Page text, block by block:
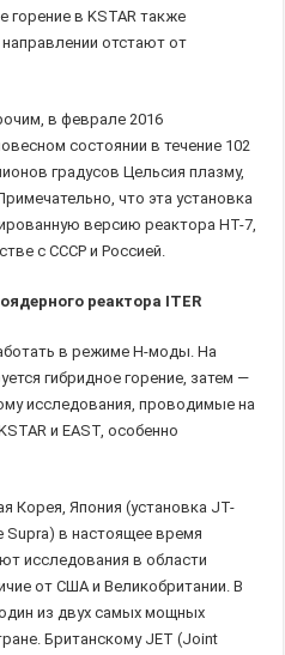
горение в KSTAR также
отстают от
в феврале 2016
состоянии в течение 102
градусов Цельсия плазму,
что эта установка
версию реактора HT-7,
с СССР и Россией.
реактора ITER
в режиме H-моды. На
гибридное горение, затем —
исследования, проводимые на
и EAST, особенно
Корея, Япония (установка JT-
Supra) в настоящее время
исследования в области
от США и Великобритании. В
из двух самых мощных
Британскому JET (Joint